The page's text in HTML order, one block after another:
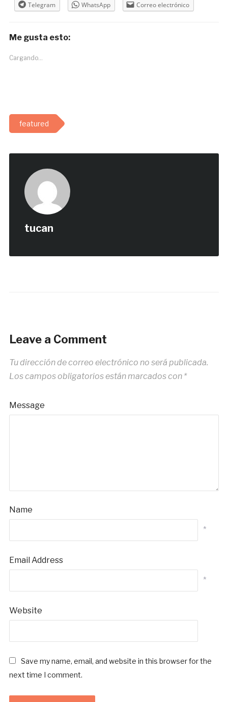
Telegram
WhatsApp Correo electrónico
Me gusta esto:
Cargando...
featured
tucan
Leave a Comment
Tu dirección de correo electrónico no será publicada.
Los campos obligatorios están marcados con *
Message
Name
*
Email Address
*
Website
Save my name, email, and website in this browser for the
next time I comment.